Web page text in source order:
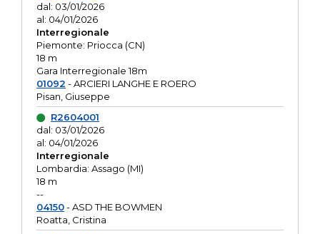
dal: 03/01/2026
al: 04/01/2026
Interregionale
Piemonte: Priocca (CN)
18 m
Gara Interregionale 18m
01092 - ARCIERI LANGHE E ROERO
Pisan, Giuseppe
R2604001
dal: 03/01/2026
al: 04/01/2026
Interregionale
Lombardia: Assago (MI)
18 m
--
04150- ASD THE BOWMEN
Roatta, Cristina